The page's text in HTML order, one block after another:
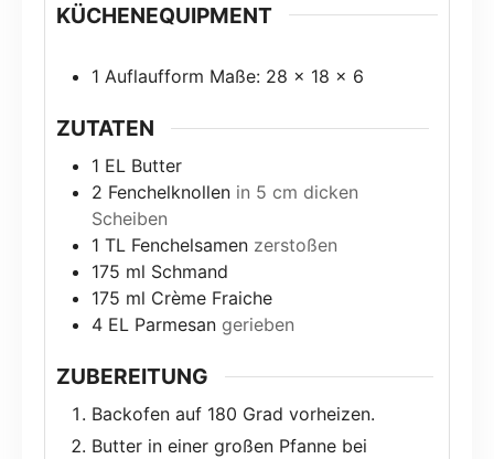
KÜCHENEQUIPMENT
1 Auflaufform Maße: 28 x 18 x 6
ZUTATEN
1 EL Butter
2 Fenchelknollen in 5 cm dicken
Scheiben
1 TL Fenchelsamen zerstoßen
175 ml Schmand
175 ml Crème Fraiche
4 EL Parmesan gerieben
ZUBEREITUNG
Backofen auf 180 Grad vorheizen.
Butter in einer großen Pfanne bei